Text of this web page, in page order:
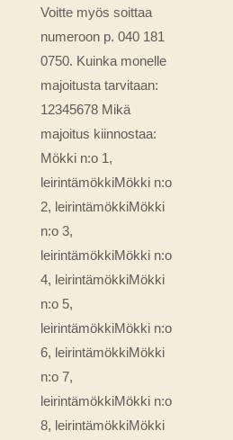
Voitte myös soittaa
numeroon p. 040 181
0750. Kuinka monelle
majoitusta tarvitaan:
12345678 Mikä
majoitus kiinnostaa:
Mökki n:o 1,
leirintämökkiMökki n:o
2, leirintämökkiMökki
n:o 3,
leirintämökkiMökki n:o
4, leirintämökkiMökki
n:o 5,
leirintämökkiMökki n:o
6, leirintämökkiMökki
n:o 7,
leirintämökkiMökki n:o
8, leirintämökkiMökki